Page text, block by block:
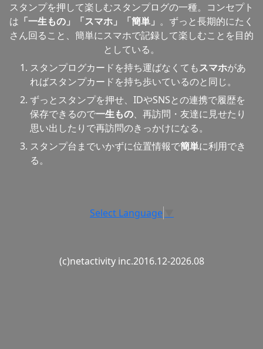
スタンプを押して楽しむスタンプログの一種。コンセプト
は 「一生もの」「スマホ」「簡単」 。ずっと長期的にたく
さん回ること、簡単にスマホで記録して楽しむことを目的
としている。
スタンプログカードを持ち運ばなくてもスマホがあ
ればスタンプカードを持ち歩いているのと同じ。
ずっとスタンプを押せ、IDやSNSとの連携で履歴を
保存できるので一生もの、再訪問・友達に見せたり
思い出したりで再訪問のきっかけになる。
スタンプ台までいかずに位置情報で簡単に利用でき
る。
Select Language
(c)netactivity inc.2016.12-2026.08